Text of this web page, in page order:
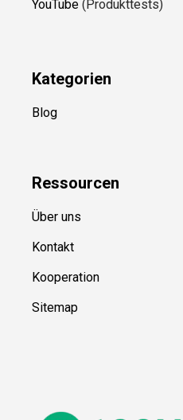
YouTube (Produkttests)
Kategorien
Blog
Ressourcen
Über uns
Kontakt
Kooperation
Sitemap